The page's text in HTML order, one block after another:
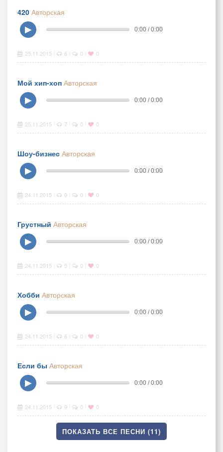
420 Авторская
▶
0:00 / 0:00
25.11.2015 6 0 0
Мой хип-хоп Авторская
▶
0:00 / 0:00
25.11.2015 7 0 0
Шоу-бизнес Авторская
▶
0:00 / 0:00
24.11.2015 9 0 0
Грустный Авторская
▶
0:00 / 0:00
24.11.2015 5 0 0
Хобби Авторская
▶
0:00 / 0:00
24.11.2015 6 0 0
Если бы Авторская
▶
0:00 / 0:00
24.11.2015 9 0 0
ПОКАЗАТЬ ВСЕ ПЕСНИ (11)